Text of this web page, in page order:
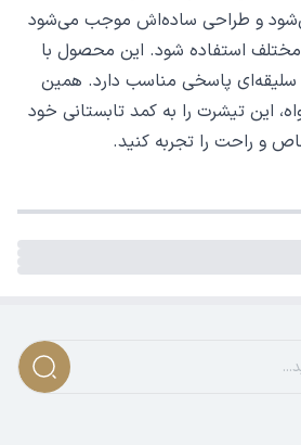
و طراحی ساده‌اش موجب می‌شود
مختلف استفاده شود. این محصول با
سلیقه‌ای پاسخی مناسب دارد. همین
این تیشرت را به کمد تابستانی خود
و راحت را تجربه کنید.